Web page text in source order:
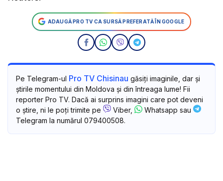
ADAUGĂ PRO TV CA SURSĂ PREFERATĂ ÎN GOOGLE
Pe Telegram-ul Pro TV Chisinau găsiți imaginile, dar și
știrile momentului din Moldova și din întreaga lume! Fii
reporter Pro TV. Dacă ai surprins imagini care pot deveni
o știre, ni le poți trimite pe
Viber,
Whatsapp sau
Telegram la numărul 079400508.